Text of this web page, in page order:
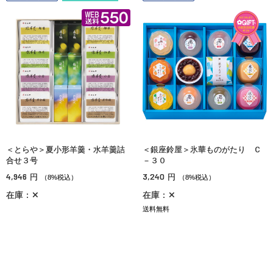
＜とらや＞夏小形羊羹・水羊羹詰
合せ３号
4,946 円 （8%税込）
在庫：✕
＜銀座鈴屋＞氷華ものがたり Ｃ
－３０
3,240 円 （8%税込）
在庫：✕
送料無料